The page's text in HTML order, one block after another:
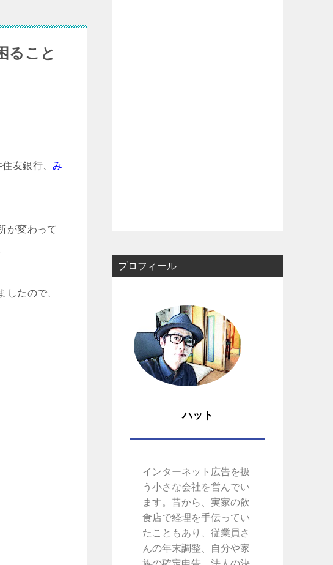
ること
住友銀行 、み
が変わって
たので、
プロフィール
ハット
インターネット広告を扱
う小さな会社を営んでい
ます。昔から、実家の飲
食店で経理を手伝ってい
たこともあり、従業員さ
んの年末調整、自分や家